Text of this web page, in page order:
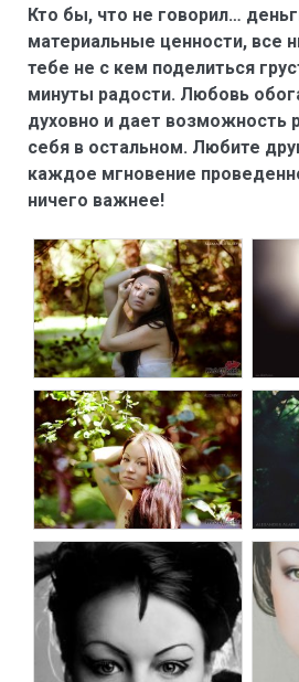
Кто бы, что не говорил…
материальные ценности, все
тебе не с кем поделиться
минуты радости. Любовь
духовно и дает возможность
себя в остальном. Любите
каждое мгновение
ничего важнее!